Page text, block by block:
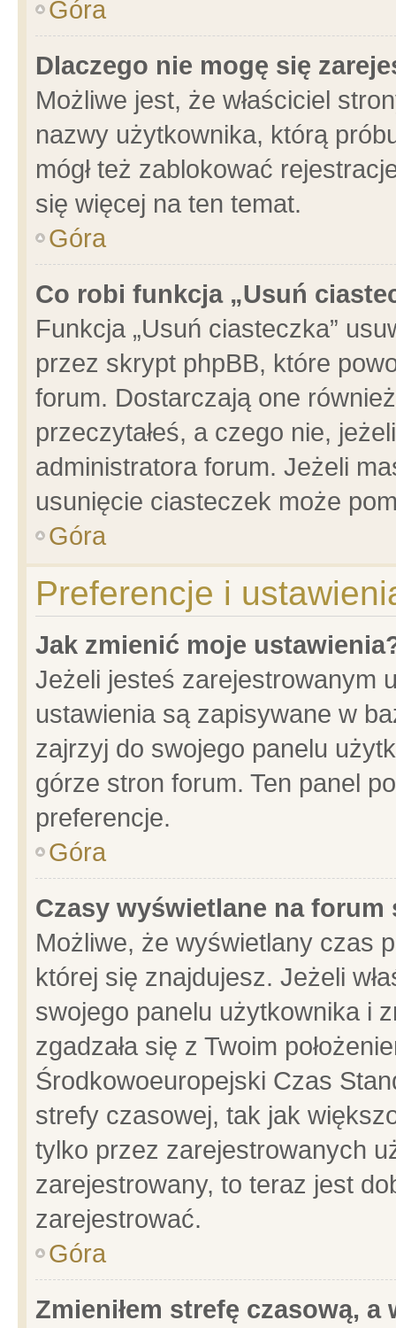
Góra
Dlaczego nie mogę się
Możliwe jest, że właściciel
nazwy użytkownika, którą
mógł też zablokować
się więcej na ten temat.
Góra
Co robi funkcja „Usuń
Funkcja „Usuń ciasteczka”
przez skrypt phpBB, które
forum. Dostarczają one
przeczytałeś, a czego nie,
administratora forum. Jeżeli
usunięcie ciasteczek może
Góra
Preferencje i
Jak zmienić moje
Jeżeli jesteś zarejestrowanym
ustawienia są zapisywane w
zajrzyj do swojego panelu
górze stron forum. Ten panel
preferencje.
Góra
Czasy wyświetlane na forum
Możliwe, że wyświetlany czas
której się znajdujesz. Jeżeli
swojego panelu użytkownika i
zgadzała się z Twoim
Środkowoeuropejski Czas
strefy czasowej, tak jak
tylko przez zarejestrowanych
zarejestrowany, to teraz jest
zarejestrować.
Góra
Zmieniłem strefę czasową,